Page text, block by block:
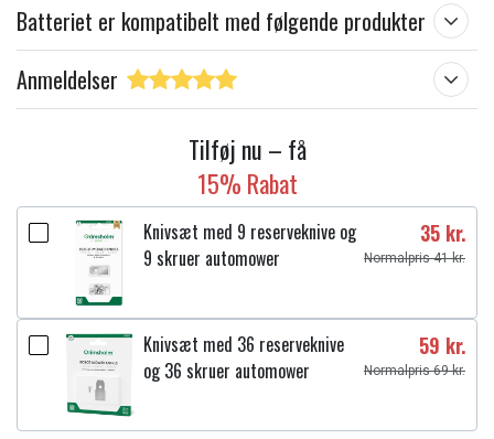
Batteriet er kompatibelt med følgende produkter
Anmeldelser
Tilføj nu – få
15% Rabat
Knivsæt med 9 reserveknive og
9 skruer automower
35 kr.
Normalpris 41 kr.
Knivsæt med 36 reserveknive
og 36 skruer automower
59 kr.
Normalpris 69 kr.